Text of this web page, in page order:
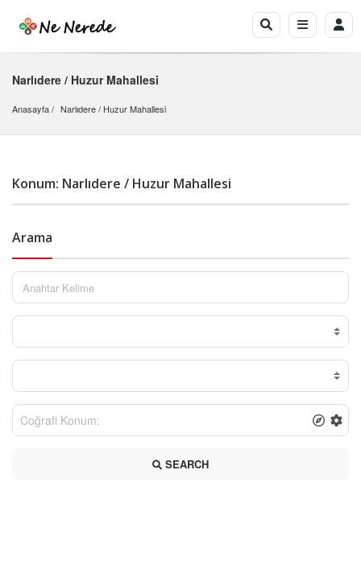
Narlıdere / Huzur Mahallesi
Anasayfa Narlıdere / Huzur Mahallesi
Konum: Narlıdere / Huzur Mahallesi
Arama
SEARCH